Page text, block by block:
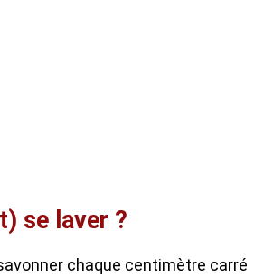
se laver ?
chaque centimètre carré